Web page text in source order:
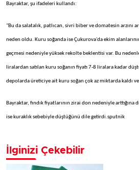
Bayraktar, şu ifadeleri kullandı:
"Bu da salatalık, patlıcan, sivri biber ve domatesin arzını
neden oldu. Kuru soğanda ise Çukurova'da ekim
geçmesi nedeniyle yüksek rekolte beklentisi var. Bu
liralardan satılan kuru soğanın fiyatı 7-8 liralara kadar
depolarda üreticiye ait kuru soğan çok az miktarda kaldı ve
Bayraktar, fındık fiyatlarının zirai don nedeniyle arttığına
ise kuraklık sebebiyle düştüğünü dile getirdi.sputnik
İlginizi Çekebilir